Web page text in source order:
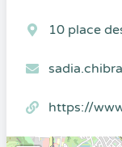
10 place
https://